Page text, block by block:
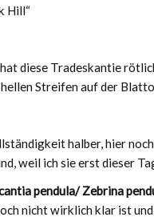
Hill“
hat diese Tradeskantie
Streifen auf der
halber, hier
weil ich sie erst dieser
pendula/ Zebrina
nicht wirklich klar ist